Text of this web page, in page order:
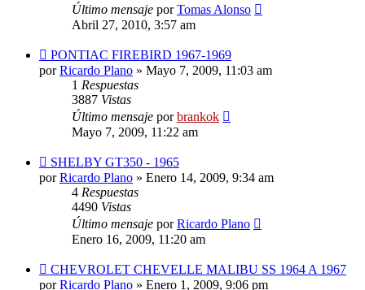
Último mensaje porTomas Alonso
Abril 27, 2010, 3:57 am
PONTIAC FIREBIRD 1967-1969
porRicardo Plano » Mayo 7, 2009, 11:03 am
1 Respuestas
3887 Vistas
Último mensaje porbrankok
Mayo 7, 2009, 11:22 am
SHELBY GT350 - 1965
porRicardo Plano » Enero 14, 2009, 9:34 am
4 Respuestas
4490 Vistas
Último mensaje porRicardo Plano
Enero 16, 2009, 11:20 am
CHEVROLET CHEVELLE MALIBU SS 1964 A 1967
porRicardo Plano » Enero 1, 2009, 9:06 pm